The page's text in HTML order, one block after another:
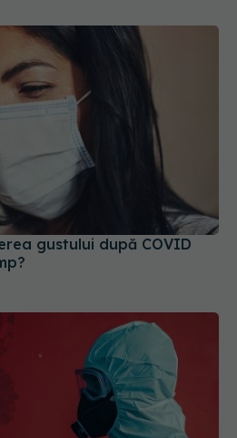
gustului după COVID